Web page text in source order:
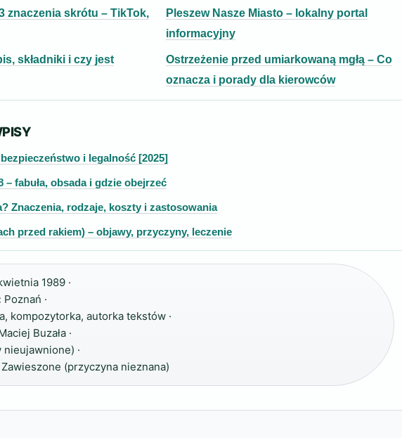
znaczenia skrótu – TikTok,
Pleszew Nasze Miasto – lokalny portal
informacyjny
składniki i czy jest
Ostrzeżenie przed umiarkowaną mgłą – Co
oznacza i porady dla kierowców
i legalność [2025]
– fabuła, obsada i gdzie obejrzeć
Znaczenia, rodzaje, koszty i zastosowania
przed rakiem) – objawy, przyczyny, leczenie
1989 ·
Poznań ·
kompozytorka, autorka tekstów ·
Buzała ·
nieujawnione) ·
Zawieszone (przyczyna nieznana)